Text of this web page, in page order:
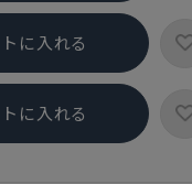
に入れる
に入れる